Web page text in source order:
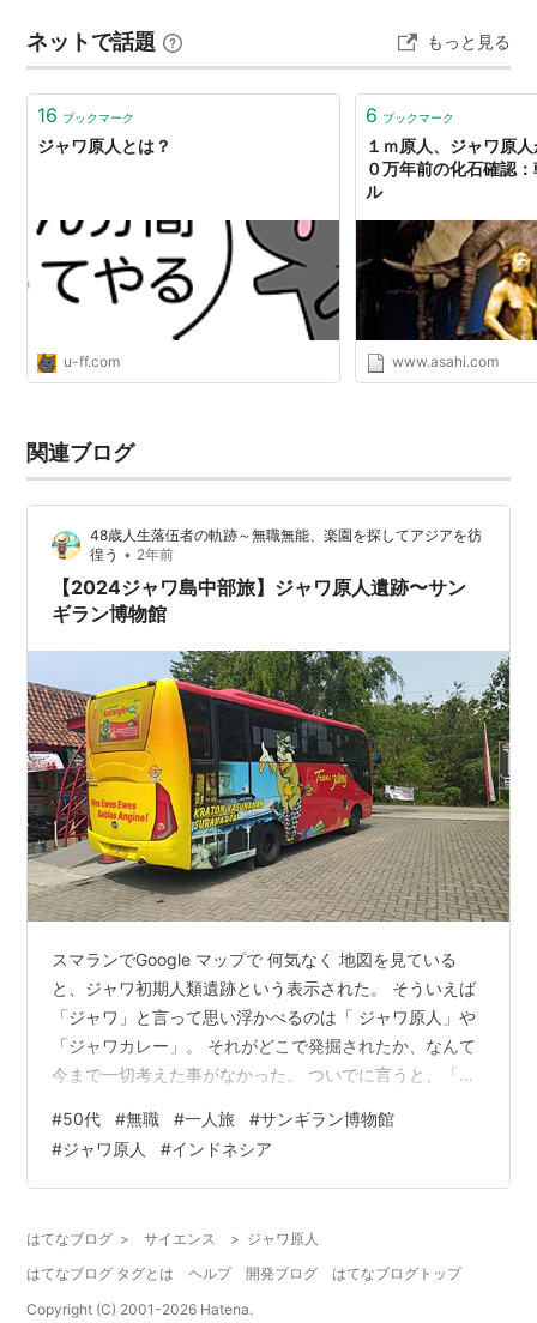
ネットで話題 もっと見る
16 ブックマーク
ジャワ原人とは？
u-ff.com
6 ブックマーク
１ｍ原人、ジャワ原
０万年前の化石確認
ル
www.asahi.com
関連ブログ
48歳人生落伍者の軌跡～無職無能、楽園を探してアジアを彷
徨う • 2年前
【2024ジャワ島中部旅】ジャワ原人遺跡〜サン
ギラン博物館
スマランでGoogle マップで 何気なく 地図を見ている
と、ジャワ初期人類遺跡という表示された。 そういえば
「ジャワ」と言って思い浮かべるのは「 ジャワ原人」や
「ジャワカレー」。 それがどこで発掘されたか、なんて
今まで一切考えた事がなかった。 ついでに言うと、「カ
こともないし、食べたこともない。 ジャワ原人発掘場所
が近くにあるのであれば、すごく行ってみたいと思っ
た。 しかしソロに来て人に聞いても 誰も分からない。
もできない。 既にソロで5泊。ほぼ諦めかけていたが、
Google マップで間違っ…
#50代 #無職 #一人旅 #サンギラン博物館
#ジャワ原人 #インドネシア
はてなブログ > サイエンス > ジャワ原人
はてなブログ タグとは
ヘルプ 開発ブログ
はてなブログトップ
Copyright (C) 2001-2026 Hatena.